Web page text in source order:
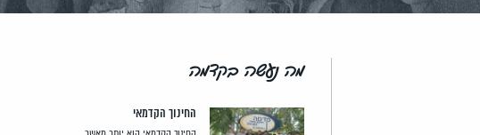
מה נעשה בקדמה
החינוך הקדמאי
החינוך הקדמאי הוא יותר מאשר